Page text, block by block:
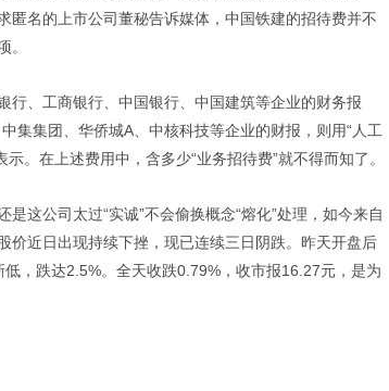
匿名的上市公司董秘告诉媒体，中国铁建的招待费并不
。
行、工商银行、中国银行、中国建筑等企业的财务报
集集团、华侨城A、中核科技等企业的财报，则用“人工
。在上述费用中，含多少“业务招待费”就不得而知了。
这公司太过“实诚”不会偷换概念“熔化”处理，如今来自
价近日出现持续下挫，现已连续三日阴跌。昨天开盘后
，跌达2.5%。全天收跌0.79%，收市报16.27元，是为